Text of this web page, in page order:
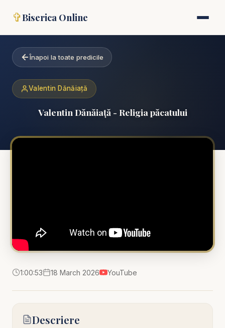
✞Biserica Online
Înapoi la toate predicile
Valentin Dănăiață
Valentin Dănăiață - Religia păcatului
1:00:53 18 March 2026 YouTube
Descriere